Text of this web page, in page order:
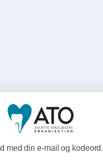
med din e-mail og kodeord.